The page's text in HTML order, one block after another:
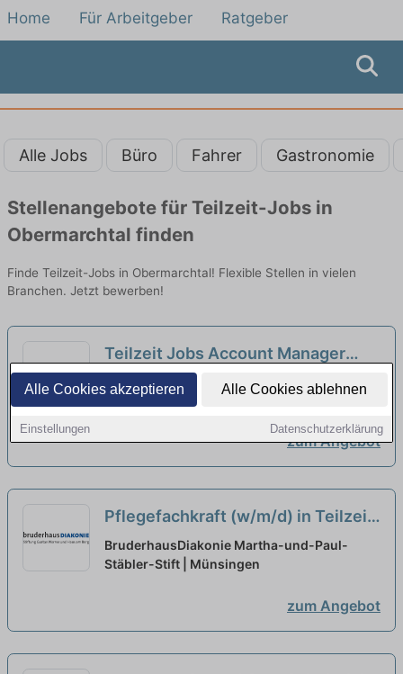
Alle Cookies akzeptieren Alle Cookies ablehnen
Einstellungen Datenschutzerklärung
Home Für Arbeitgeber Ratgeber
Alle Jobs Büro Fahrer Gastronomie
Stellenangebote für Teilzeit-Jobs in
Obermarchtal finden
Finde Teilzeit-Jobs in Obermarchtal! Flexible Stellen in vielen
Branchen. Jetzt bewerben!
Teilzeit Jobs Account Manager
Beimerstetten - Teilzeitangebote
entdecken neu
Universität Ulm Rektoramt SR-1 | Ulm
zum Angebot
Pflegefachkraft (w/m/d) in Teilzeit
- mitWIRken! neu
BruderhausDiakonie Martha-und-Paul-
Stäbler-Stift | Münsingen
zum Angebot